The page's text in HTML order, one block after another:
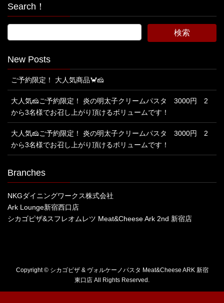
Search！
New Posts
ご予約限定！ 大人気商品🦀🧀
大人気🧀ご予約限定！ 炎の明太子クリームパスタ 3000円 2
から3名様でお召し上がり頂けるボリュームです！
大人気🧀ご予約限定！ 炎の明太子クリームパスタ 3000円 2
から3名様でお召し上がり頂けるボリュームです！
Branches
NKGダイニングワークス株式会社
Ark Lounge新宿西口店
シカゴピザ&スフレオムレツ Meat&Cheese Ark 2nd 新宿店
Copyright © シカゴピザ & ヴォルケーノパスタ Meat&Cheese ARK 新宿
東口店 All Rights Reserved.